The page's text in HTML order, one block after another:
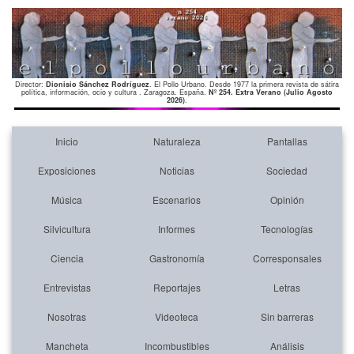
Director: Dionisio Sánchez Rodríguez. El Pollo Urbano. Desde 1977 la primera revista de sátira
política, información, ocio y cultura . Zaragoza. España. Nº 254. Extra Verano (Julio Agosto
2026).
Inicio Naturaleza Pantallas
Exposiciones Noticias Sociedad
Música Escenarios Opinión
Silvicultura Informes Tecnologías
Ciencia Gastronomía Corresponsales
Entrevistas Reportajes Letras
Nosotras Videoteca Sin barreras
Mancheta Incombustibles Análisis